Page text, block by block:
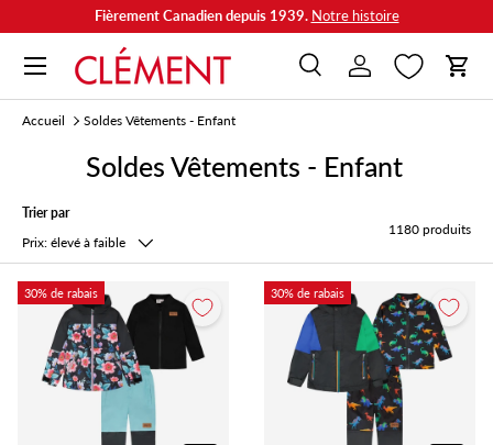
Aller au contenu
Fièrement Canadien depuis 1939. Notre histoire
Recherche
RechercheSe connecter
Accueil Soldes Vêtements - Enfant
Soldes Vêtements - Enfant
Trier par
Prix: élevé à faible
1180 produits
30% de rabais 30% de rabais